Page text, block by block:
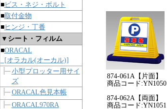
■ビス・ネジ・ボルト
■取付金物
■ヒンジ・丁番
▼シート・フィルム
■ORACAL
[オラカル(オーカル)]
小型プロッター用サイ
ズ
ORACAL色見本帳
ORACAL970RA
874-061A【片面】
商品コード:YN1050
874-062A【両面】
商品コード:YN1051